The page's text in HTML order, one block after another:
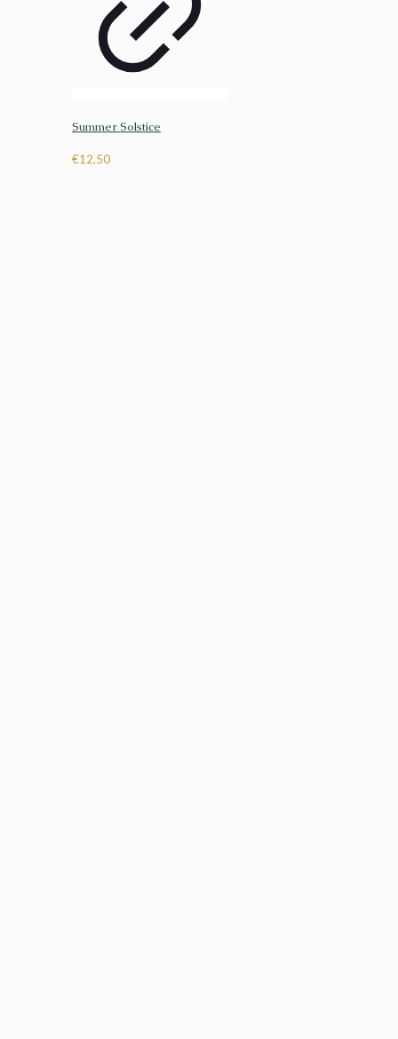
Summer Solstice
€12,50